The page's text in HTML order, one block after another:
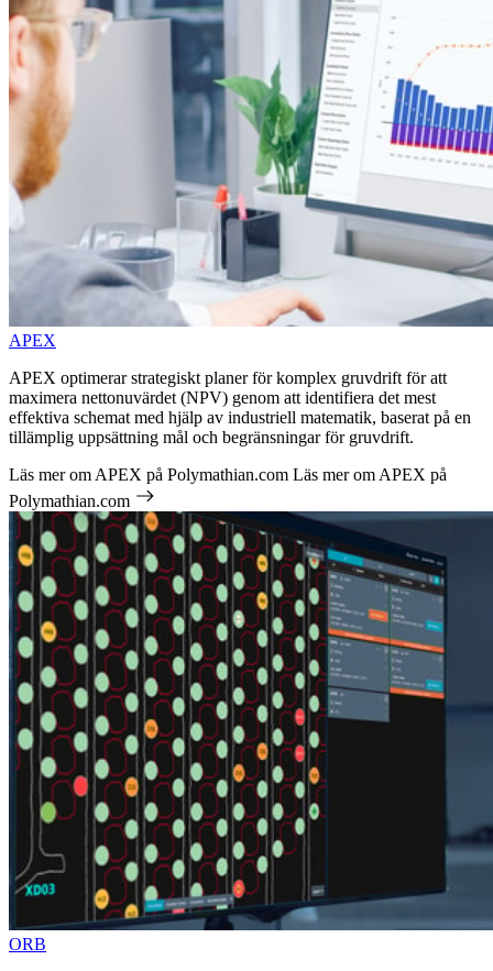
APEX
APEX optimerar strategiskt planer för komplex gruvdrift för att
maximera nettonuvärdet (NPV) genom att identifiera det mest
effektiva schemat med hjälp av industriell matematik, baserat på en
tillämplig uppsättning mål och begränsningar för gruvdrift.
Läs mer om APEX på Polymathian.com Läs mer om APEX på
Polymathian.com
ORB